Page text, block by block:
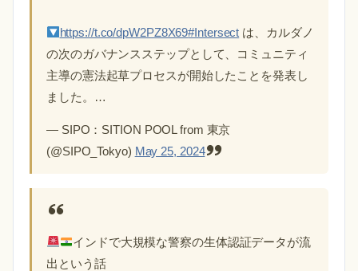
https://t.co/dpW2PZ8X69#Intersect は、カルダノ
の次のガバナンスステップとして、コミュニティ
主導の憲法起草プロセスが開始したことを発表し
ました。…
— SIPO：SITION POOL from 東京
(@SIPO_Tokyo) May 25, 2024
インドで大規模な警察の生体認証データが流
出という話